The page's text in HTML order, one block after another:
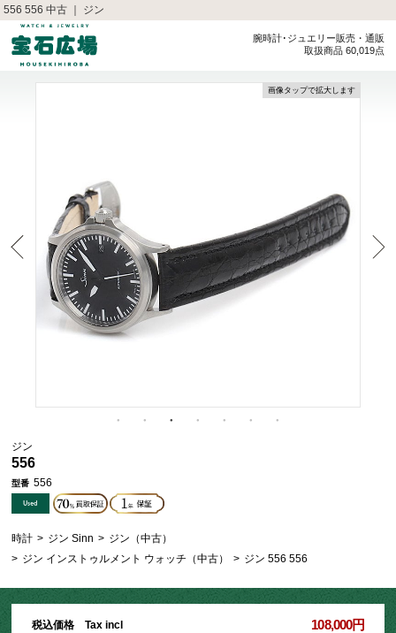
556 556 中古 ｜ ジン
腕時計･ジュエリー販売・通販
取扱商品 60,019点
画像タップで拡大します
ジン
556
型番 556
時計 > ジン Sinn > ジン（中古）
> ジン インストゥルメント ウォッチ（中古） > ジン 556 556
税込価格 Tax incl 108,000円